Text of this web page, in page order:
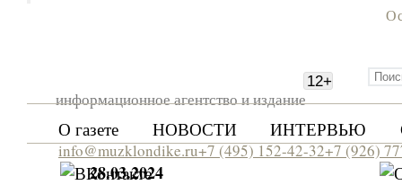
информационное агентство и издание
12+
О газете НОВОСТИ ИНТЕРВЬЮ
info@muzklondike.ru+7 (495) 152-42-32+7 (926)
28.03.2024